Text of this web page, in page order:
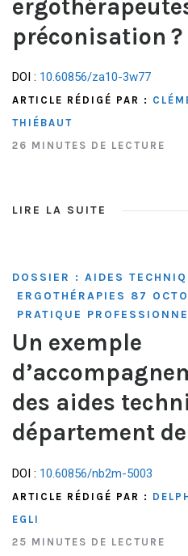
préconisation ?
DOI : 10.60856/za10-3w77
ARTICLE RÉDIGÉ PAR :
THIÉBAUT
26 MINUTES DE LECTURE
LIRE LA SUITE
DOSSIER : AIDES
ERGOTHÉRAPIES 87
PRATIQUE
Un exemple
des aides
département
DOI : 10.60856/nb2m-5003
ARTICLE RÉDIGÉ PAR :
EGLI
25 MINUTES DE LECTURE